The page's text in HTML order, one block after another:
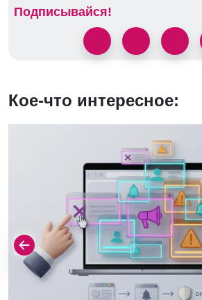
Подписывайся!
Кое-что интересное: